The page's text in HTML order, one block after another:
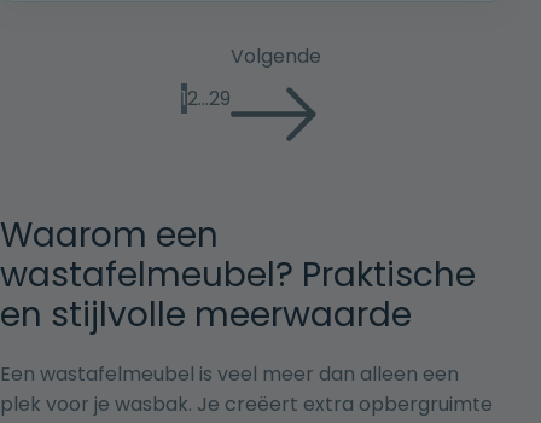
€ 659,00. € 465,00.
12…29
Volgende
Waarom een
wastafelmeubel? Praktische
en stijlvolle meerwaarde
Een wastafelmeubel is veel meer dan alleen een
plek voor je wasbak. Je creëert extra opbergruimte